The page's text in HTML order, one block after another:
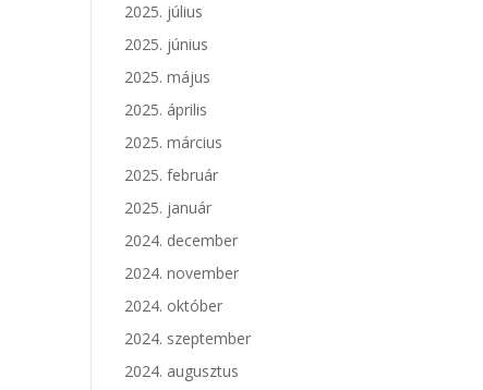
2025. július
2025. június
2025. május
2025. április
2025. március
2025. február
2025. január
2024. december
2024. november
2024. október
2024. szeptember
2024. augusztus